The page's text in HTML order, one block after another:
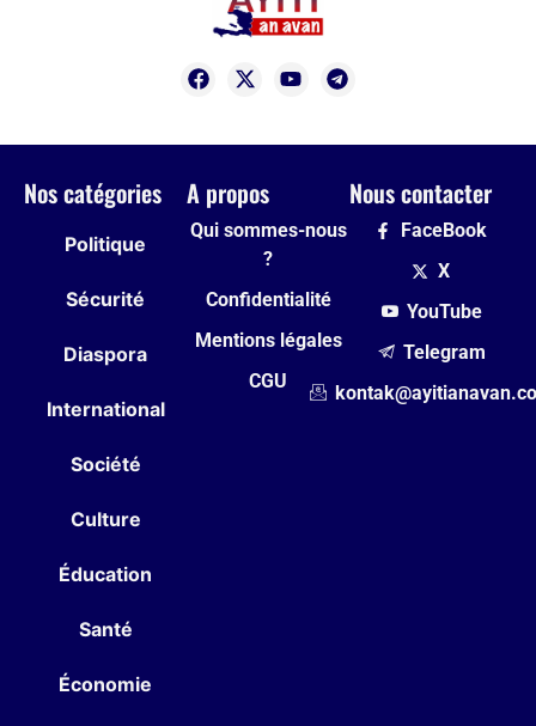
Nos catégories
Politique
Sécurité
Diaspora
International
Société
Culture
Éducation
Santé
Économie
A propos
Qui sommes-nous
?
Confidentialité
Mentions légales
CGU
Nous contacter
FaceBook
X
YouTube
Telegram